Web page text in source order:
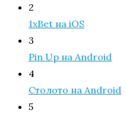
2
1xBet на iOS
3
Pin Up на Android
4
Столото на Android
5